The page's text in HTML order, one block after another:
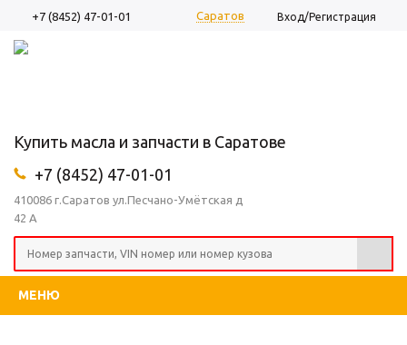
Саратов
+7 (8452) 47-01-01 Вход/Регистрация
МЕНЮ
Купить масла и запчасти в Саратове
410086 г.Саратов ул.Песчано-Умётская д
42 А
+7 (8452) 47-01-01